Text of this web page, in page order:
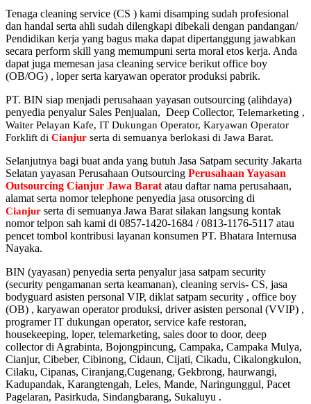
Tenaga cleaning service (CS ) kami disamping sudah profesional
dan handal serta ahli sudah dilengkapi dibekali dengan pandangan/
Pendidikan kerja yang bagus maka dapat dipertanggung jawabkan
secara perform skill yang memumpuni serta moral etos kerja. Anda
dapat juga memesan jasa cleaning service berikut office boy
(OB/OG) , loper serta karyawan operator produksi pabrik.
PT. BIN siap menjadi perusahaan yayasan outsourcing (alihdaya)
penyedia penyalur Sales Penjualan, Deep Collector, Telemarketing ,
Waiter Pelayan Kafe, IT Dukungan Operator, Karyawan Operator
Forklift di Cianjur serta di semuanya berlokasi di Jawa Barat.
Selanjutnya bagi buat anda yang butuh Jasa Satpam security Jakarta
Selatan yayasan Perusahaan Outsourcing Perusahaan Yayasan
Outsourcing Cianjur Jawa Barat atau daftar nama perusahaan,
alamat serta nomor telephone penyedia jasa otusorcing di
Cianjur serta di semuanya Jawa Barat silakan langsung kontak
nomor telpon sah kami di 0857-1420-1684 / 0813-1176-5117 atau
pencet tombol kontribusi layanan konsumen PT. Bhatara Internusa
Nayaka.
BIN (yayasan) penyedia serta penyalur jasa satpam security
(security pengamanan serta keamanan), cleaning servis- CS, jasa
bodyguard asisten personal VIP, diklat satpam security , office boy
(OB) , karyawan operator produksi, driver asisten personal (VVIP) ,
programer IT dukungan operator, service kafe restoran,
housekeeping, loper, telemarketing, sales door to door, deep
collector di Agrabinta, Bojongpincung, Campaka, Campaka Mulya,
Cianjur, Cibeber, Cibinong, Cidaun, Cijati, Cikadu, Cikalongkulon,
Cilaku, Cipanas, Ciranjang,Cugenang, Gekbrong, haurwangi,
Kadupandak, Karangtengah, Leles, Mande, Naringunggul, Pacet
Pagelaran, Pasirkuda, Sindangbarang, Sukaluyu .